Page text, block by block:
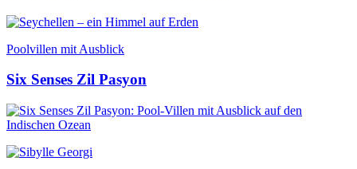
Poolvillen mit Ausblick
Six Senses Zil Pasyon